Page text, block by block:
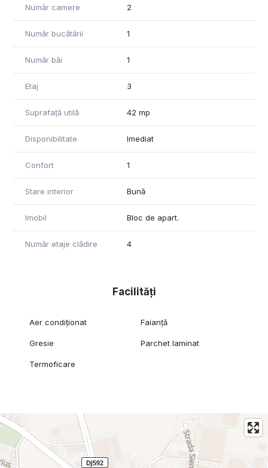
Număr camere 2
Număr bucătării 1
Număr băi 1
Etaj 3
Suprafață utilă 42 mp
Disponibilitate Imediat
Confort 1
Stare interior Bună
Imobil Bloc de apart.
Număr etaje clădire 4
Facilități
Aer condiționat Faianță
Gresie Parchet laminat
Termoficare